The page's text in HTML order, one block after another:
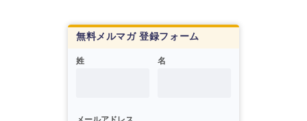
無料メルマガ 登録フォーム
姓 名